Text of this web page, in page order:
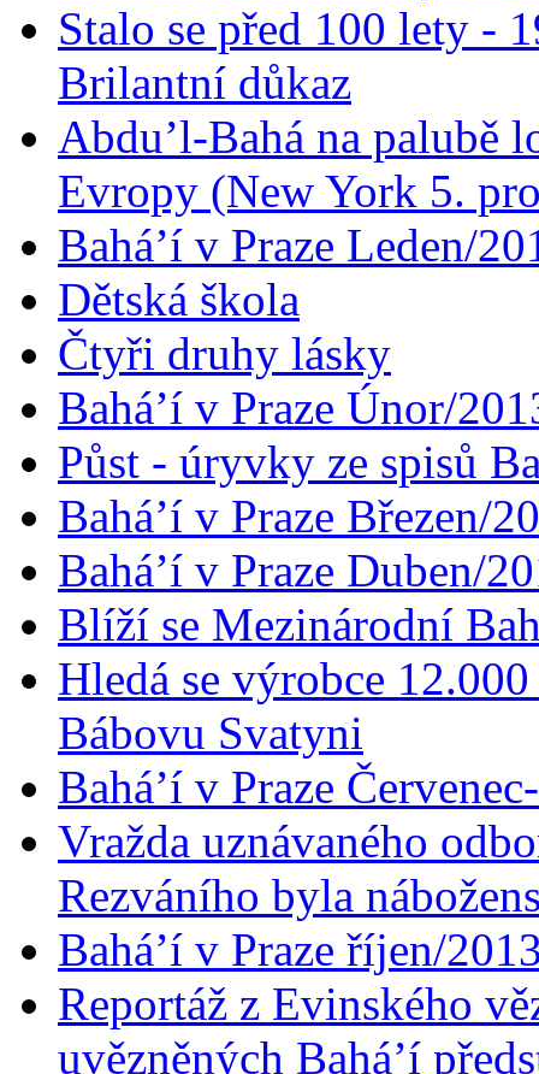
Stalo se před 100 lety -
Brilantní důkaz
Abdu’l-Bahá na palubě
Evropy (New York 5.
Bahá’í v Praze Leden/
Dětská škola
Čtyři druhy lásky
Bahá’í v Praze Únor/
Půst - úryvky ze spisů
Bahá’í v Praze Březen/
Bahá’í v Praze Duben/
Blíží se Mezinárodní
Hledá se výrobce
Bábovu Svatyni
Bahá’í v Praze
Vražda uznávaného
Rezváního byla
Bahá’í v Praze říjen/
Reportáž z Evinského
uvězněných Bahá’í